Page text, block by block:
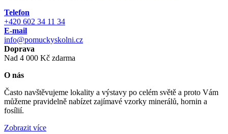
Telefon
+420 602 34 11 34
E-mail
info@pomuckyskolni.cz
Doprava
Nad 4 000 Kč zdarma
O nás
Často navštěvujeme lokality a výstavy po celém světě a proto Vám
můžeme pravidelně nabízet zajímavé vzorky minerálů, hornin a
fosílií.
Zobrazit více